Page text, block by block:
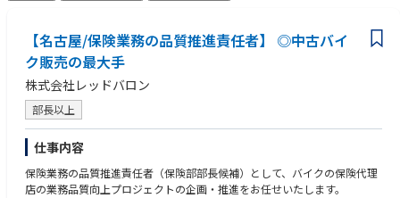
【名古屋/保険業務の品質推進責任者】 ◎中古バイ
ク販売の最大手
株式会社レッドバロン
部長以上
仕事内容
保険業務の品質推進責任者（保険部部長候補）として、バイクの保険代理
店の業務品質向上プロジェクトの企画・推進をお任せいたします。